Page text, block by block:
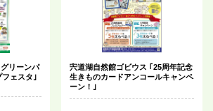
リーンパ
ェスタ｣
宍道湖自然館ゴビウス ｢25周年記念
生きものカードアンコールキャンペ
ーン！｣